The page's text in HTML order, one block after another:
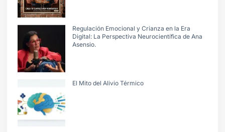
Regulación Emocional y Crianza en la Era
Digital: La Perspectiva Neurocientífica de Ana
Asensio.
El Mito del Alivio Térmico